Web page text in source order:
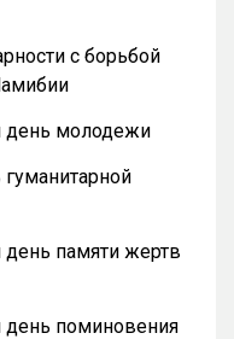
с борьбой
день молодежи
памяти жертв
поминовения